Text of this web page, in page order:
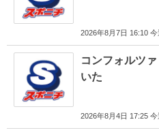
2026年8月7日 16:10 今
コンフォルツ
いた
2026年8月4日 17:25 今